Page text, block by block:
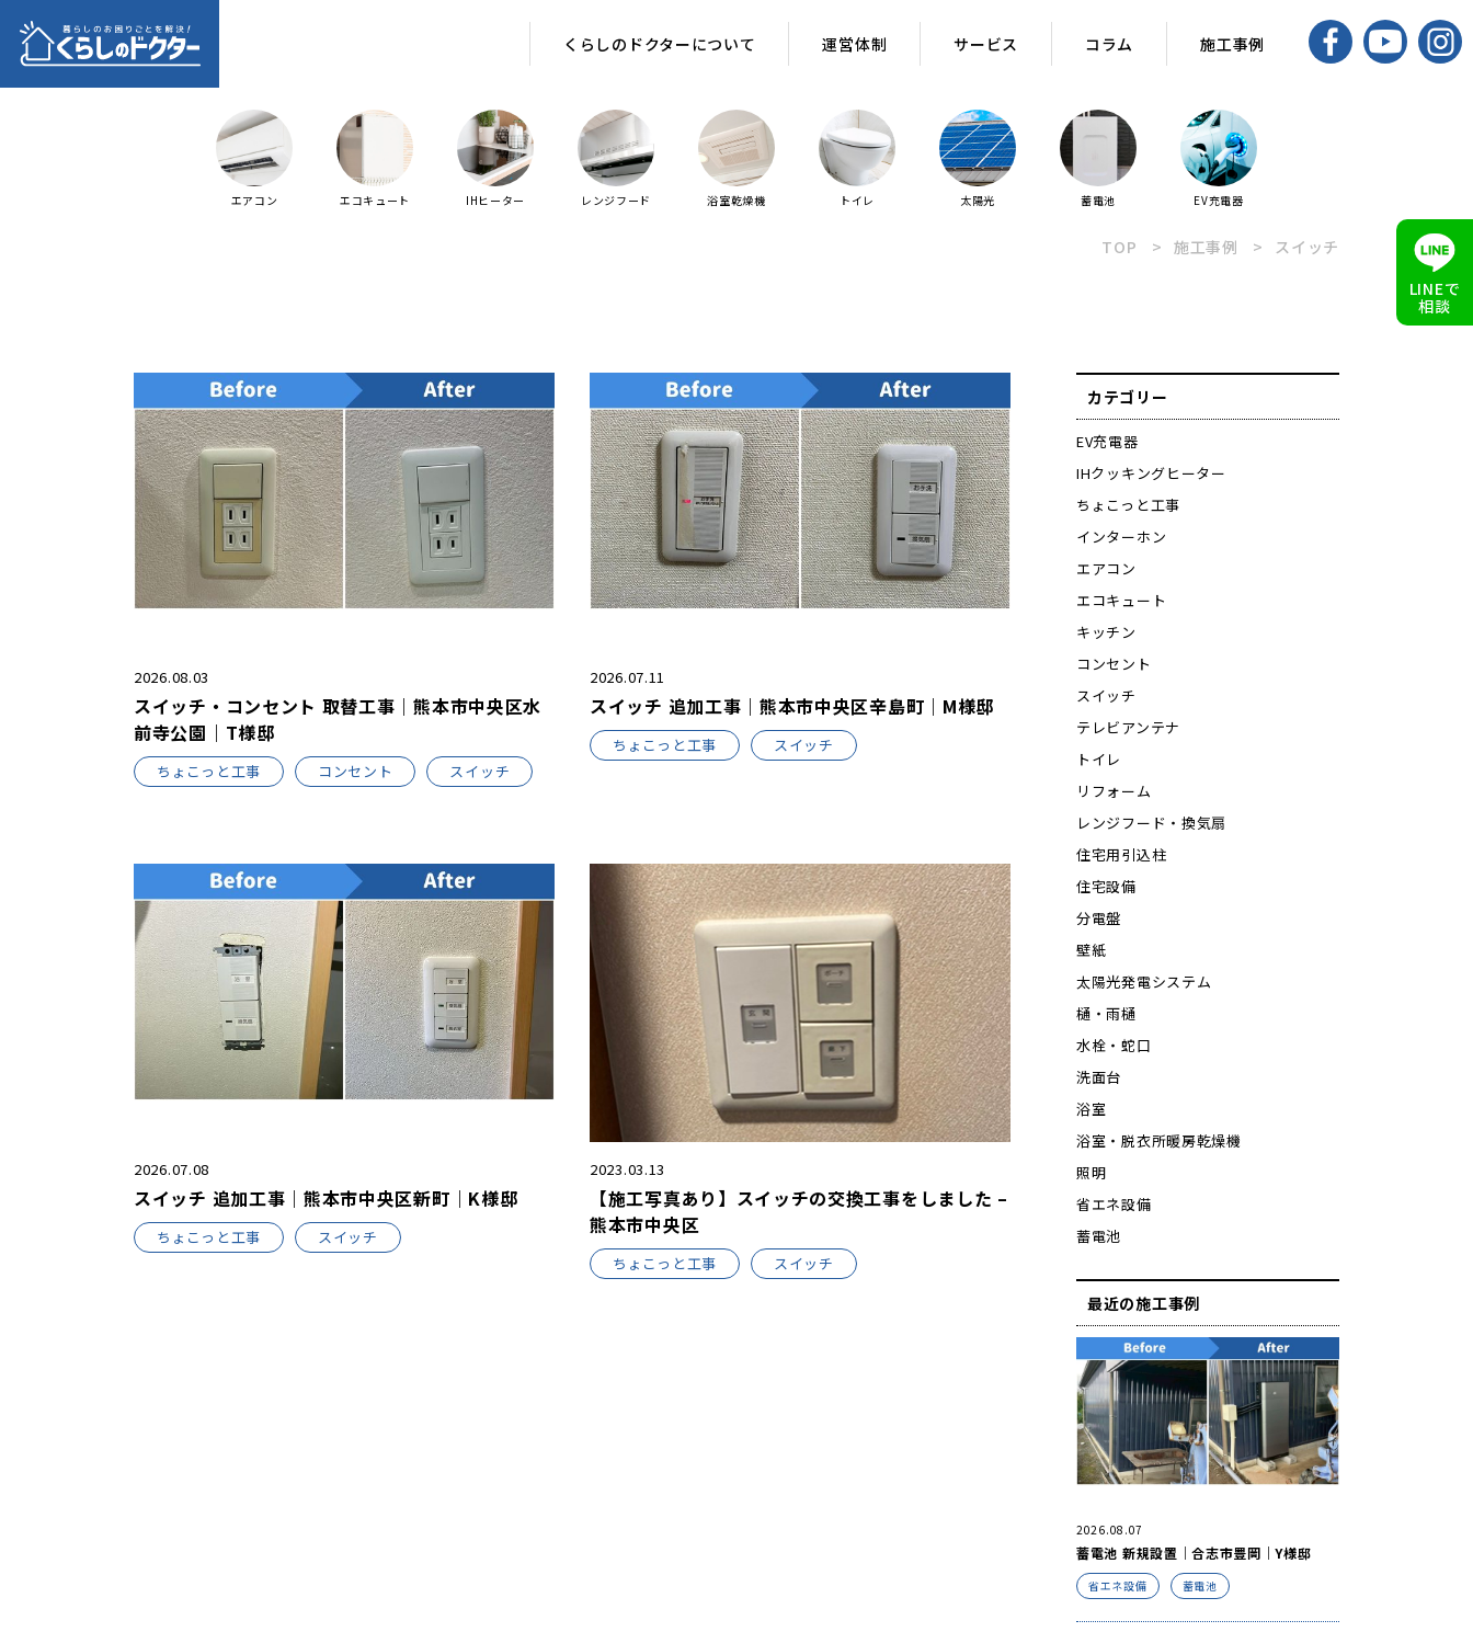
くらしのドクターについて 運営体制 サービス コラム 施工事例
エアコン エコキュート IHヒーター レンジフード 浴室乾燥機 トイレ 太陽光 蓄電池 EV充電器
TOP 施工事例 スイッチ
2026.08.03
スイッチ・コンセント 取替工事｜熊本市中央区水
前寺公園｜T様邸
ちょこっと工事 コンセント スイッチ
2026.07.11
スイッチ 追加工事｜熊本市中央区辛島町｜M様邸
ちょこっと工事 スイッチ
2026.07.08
スイッチ 追加工事｜熊本市中央区新町｜K様邸
ちょこっと工事 スイッチ
2023.03.13
【施工写真あり】スイッチの交換工事をしました –
熊本市中央区
ちょこっと工事 スイッチ
カテゴリー
EV充電器
IHクッキングヒーター
ちょこっと工事
インターホン
エアコン
エコキュート
キッチン
コンセント
スイッチ
テレビアンテナ
トイレ
リフォーム
レンジフード・換気扇
住宅用引込柱
住宅設備
分電盤
壁紙
太陽光発電システム
樋・雨樋
水栓・蛇口
洗面台
浴室
浴室・脱衣所暖房乾燥機
照明
省エネ設備
蓄電池
最近の施工事例
2026.08.07
蓄電池 新規設置｜合志市豊岡｜Y様邸
省エネ設備 蓄電池
LINEで
相談